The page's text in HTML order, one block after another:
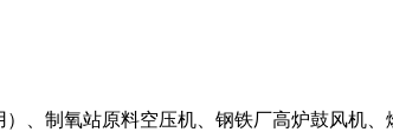
、制氧站原料空压机、钢铁厂高炉鼓风机、